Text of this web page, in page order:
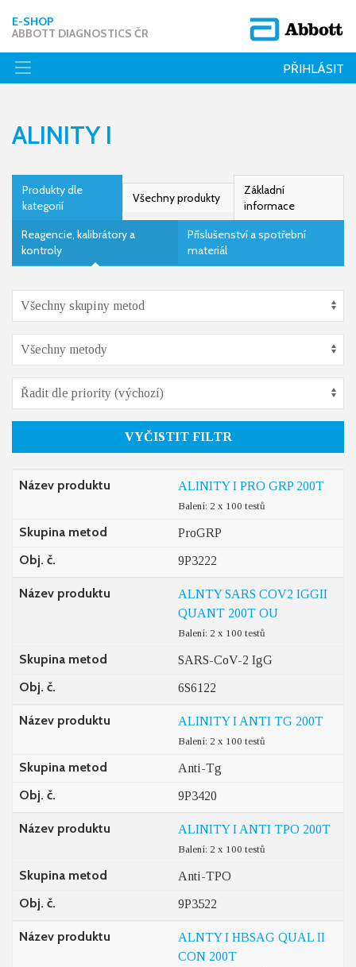
E-SHOP
ABBOTT DIAGNOSTICS ČR
PŘIHLÁSIT
ALINITY I
Produkty dle
kategorií
Všechny produkty
Základní
informace
Reagencie, kalibrátory a
kontroly
Příslušenství a spotřební
materiál
VYČISTIT FILTR
Název produktu ALINITY I PRO GRP 200T
Balení: 2 x 100 testů
Skupina metod ProGRP
Obj. č. 9P3222
Název produktu
ALNTY SARS COV2 IGGII
QUANT 200T OU
Balení: 2 x 100 testů
Skupina metod SARS-CoV-2 IgG
Obj. č. 6S6122
Název produktu ALINITY I ANTI TG 200T
Balení: 2 x 100 testů
Skupina metod Anti-Tg
Obj. č. 9P3420
Název produktu ALINITY I ANTI TPO 200T
Balení: 2 x 100 testů
Skupina metod Anti-TPO
Obj. č. 9P3522
Název produktu
ALNTY I HBSAG QUAL II
CON 200T